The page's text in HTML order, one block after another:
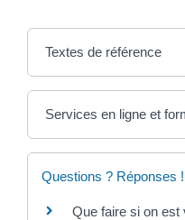
Textes de référence
Services en ligne et
Questions ? Réponses !
Que faire si on est